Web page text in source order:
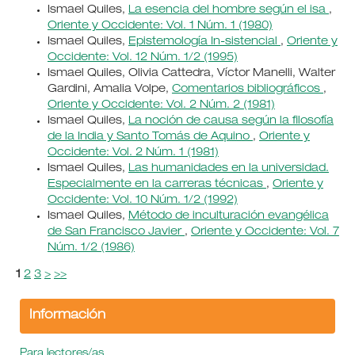
Ismael Quiles, La esencia del hombre según el isa ,
Oriente y Occidente: Vol. 1 Núm. 1 (1980)
Ismael Quiles, Epistemología In-sistencial , Oriente y
Occidente: Vol. 12 Núm. 1/2 (1995)
Ismael Quiles, Olivia Cattedra, Víctor Manelli, Walter
Gardini, Amalia Volpe, Comentarios bibliográficos ,
Oriente y Occidente: Vol. 2 Núm. 2 (1981)
Ismael Quiles, La noción de causa según la filosofía
de la India y Santo Tomás de Aquino , Oriente y
Occidente: Vol. 2 Núm. 1 (1981)
Ismael Quiles, Las humanidades en la universidad.
Especialmente en la carreras técnicas , Oriente y
Occidente: Vol. 10 Núm. 1/2 (1992)
Ismael Quiles, Método de inculturación evangélica
de San Francisco Javier , Oriente y Occidente: Vol. 7
Núm. 1/2 (1986)
1 2 3 > >>
Información